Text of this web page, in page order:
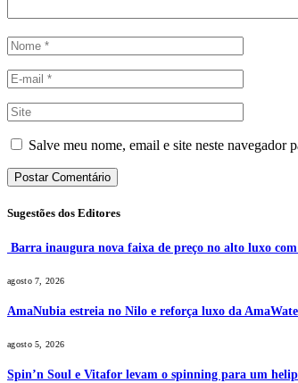
Salve meu nome, email e site neste navegador
Sugestões dos Editores
Barra inaugura nova faixa de preço no alto luxo
agosto 7, 2026
AmaNubia estreia no Nilo e reforça luxo da
agosto 5, 2026
Spin’n Soul e Vitafor levam o spinning para um